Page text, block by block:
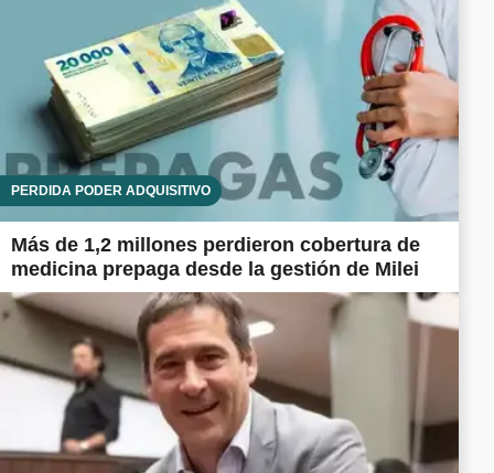
PÉRDIDA PODER ADQUISITIVO
Más de 1,2 millones perdieron cobertura de
medicina prepaga desde la gestión de Milei